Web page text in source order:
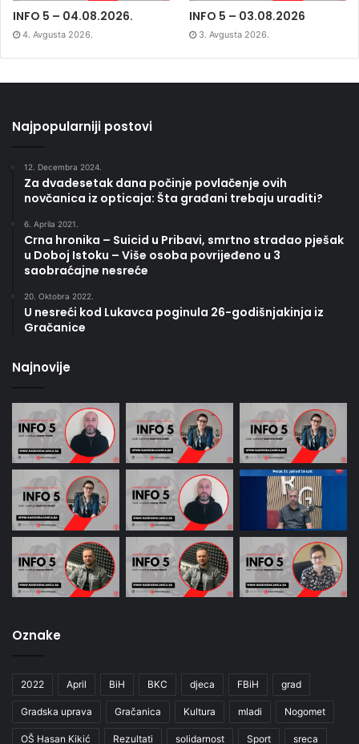
INFO 5 – 04.08.2026.
4. Avgusta 2026.
INFO 5 – 03.08.2026
3. Avgusta 2026.
Najpopularniji postovi
12. Decembra 2024.
Za dvadesetak dana počinje povlačenje ovih
novčanica iz opticaja: Šta građani trebaju uraditi?
6. Aprila 2021.
Crna hronika – Suicid u Pribavi, smrtno stradao pješak
u Doboj Istoku – Više osoba povrijeđeno u 3
saobraćajne nesreće
20. Oktobra 2022.
U nesreći kod Lukavca poginula 26-godišnjakinja iz
Gračanice
Najnovije
Oznake
2022 April BiH BKC djeca FBiH grad
Gradska uprava Gračanica Kultura mladi Nogomet
OŠ Hasan Kikić Rezultati solidarnost Sport sreca